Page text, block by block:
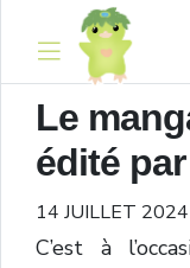
Le
édité
14 JUILLET 2024
C’est à